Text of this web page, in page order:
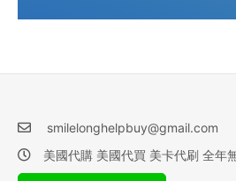
smilelonghelpbuy@gmail.com
美國代購 美國代買 美卡代刷 全年